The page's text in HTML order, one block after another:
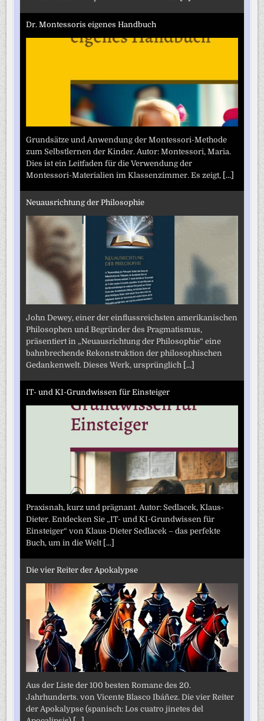
Dr. Montessoris eigenes Handbuch
Grundsätze und Anwendung der Montessori-Methode
zum Selbstlernen der Kinder. Autor: Montessori, Maria.
Dies ist ein Leitfaden für die Verwendung der
Montessori-Materialien im Klassenzimmer. Es zeigt, [...]
Neuausrichtung der Philosophie
John Dewey, einer der einflussreichsten amerikanischen
Philosophen und Begründer des Pragmatismus,
präsentiert in „Neuausrichtung der Philosophie“ eine
bahnbrechende Rekonstruktion der philosophischen
Gedankenwelt. Dieses Werk, ursprünglich [...]
IT- und KI-Grundwissen für Einsteiger
Praxisnah, kurz und prägnant. Autor: Sedlacek, Klaus-
Dieter. Entdecken Sie „IT- und KI-Grundwissen für
Einsteiger“ von Klaus-Dieter Sedlacek – das perfekte
Buch, um in die Welt [...]
Die vier Reiter der Apokalypse
Aus der Liste der 100 besten Romane des 20.
Jahrhunderts. von Vicente Blasco Ibáñez. Die vier Reiter
der Apokalypse (spanisch: Los cuatro jinetes del